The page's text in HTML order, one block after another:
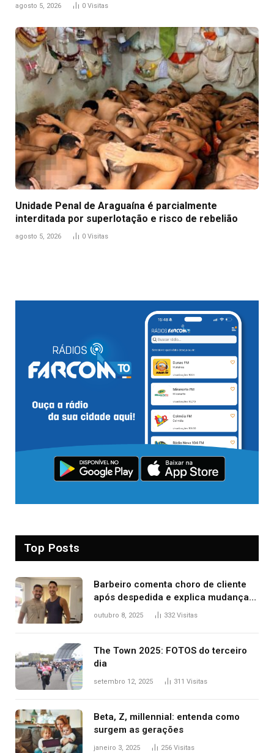
agosto 5, 2026 0 Visitas
Unidade Penal de Araguaína é parcialmente
interditada por superlotação e risco de rebelião
agosto 5, 2026 0 Visitas
Top Posts
Barbeiro comenta choro de cliente
após despedida e explica mudança
para o TO: ‘Não esperava atingir
outubro 8, 2025 332Visitas
The Town 2025: FOTOS do terceiro
dia
setembro 12, 2025 311 Visitas
Beta, Z, millennial: entenda como
surgem as gerações
janeiro 3, 2025 256 Visitas